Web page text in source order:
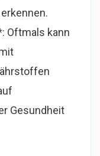
Oftmals kann
Gesundheit